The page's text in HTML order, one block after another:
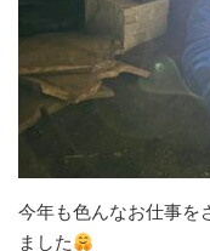
今年も色んなお仕事を
ました